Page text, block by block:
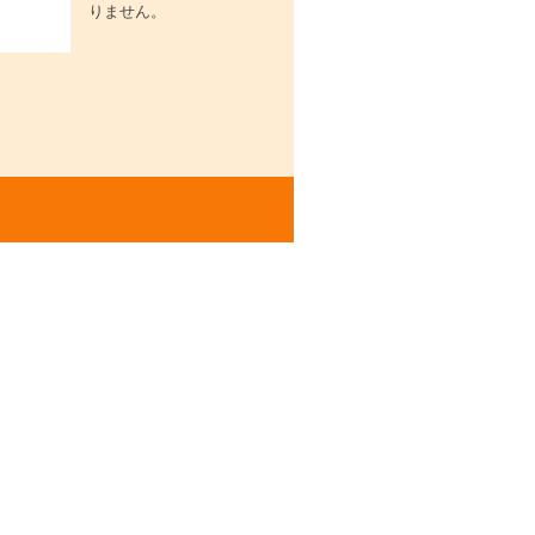
りません。